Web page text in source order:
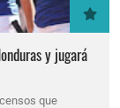
y jugará
que